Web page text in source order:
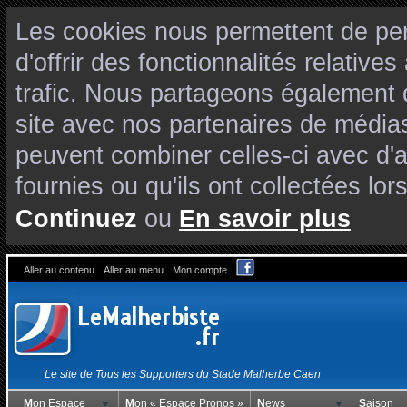
Les cookies nous permettent de
d'offrir des fonctionnalités
trafic. Nous partageons
site avec nos partenaires de
peuvent combiner celles-ci avec
fournies ou qu'ils ont collectées
Continuez ou En savoir plus
Aller au contenu Aller au menu Mon compte
Le site de Tous les Supporters du Stade Malherbe Caen
Mon Espace Mon « Espace Pronos » News Saison